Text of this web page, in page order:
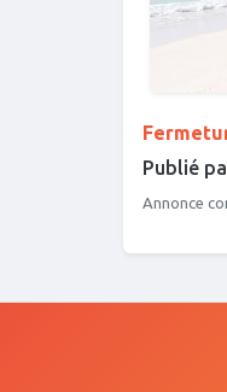
Publié
Annonce